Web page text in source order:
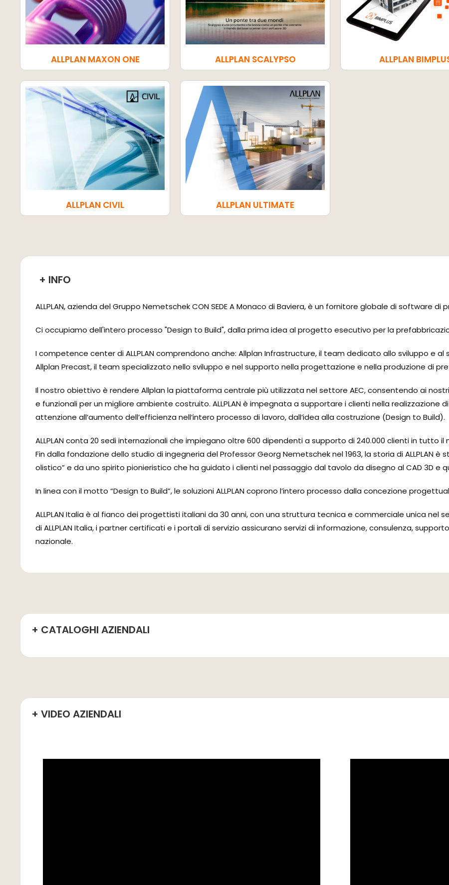
ALLPLAN MAXON ONE ALLPLAN SCALYPSO ALLPLAN
ALLPLAN CIVIL ALLPLAN ULTIMATE
+ INFO
ALLPLAN, azienda del Gruppo Nemetschek CON SEDE A Monaco di Baviera, è un fornitore globale di software di
Ci occupiamo dell'intero processo "Design to Build", dalla prima idea al progetto esecutivo per la
I competence center di ALLPLAN comprendono anche: Allplan Infrastructure, il team dedicato allo sviluppo e
Allplan Precast, il team specializzato nello sviluppo e nel supporto nella progettazione e nella produzione di
Il nostro obiettivo è rendere Allplan la piattaforma centrale più utilizzata nel settore AEC, consentendo ai
e funzionali per un migliore ambiente costruito. ALLPLAN è impegnata a supportare i clienti nella
attenzione all’aumento dell’efficienza nell’intero processo di lavoro, dall’idea alla costruzione (Design to Build).
ALLPLAN conta 20 sedi internazionali che impiegano oltre 600 dipendenti a supporto di 240.000 clienti in tutto il
Fin dalla fondazione dello studio di ingegneria del Professor Georg Nemetschek nel 1963, la storia di ALLPLAN
olistico” e da uno spirito pionieristico che ha guidato i clienti nel passaggio dal tavolo da disegno al CAD 3D e
In linea con il motto “Design to Build”, le soluzioni ALLPLAN coprono l’intero processo dalla concezione
ALLPLAN Italia è al fianco dei progettisti italiani da 30 anni, con una struttura tecnica e commerciale unica nel
di ALLPLAN Italia, i partner certificati e i portali di servizio assicurano servizi di informazione, consulenza,
nazionale.
+ CATALOGHI AZIENDALI
+ VIDEO AZIENDALI